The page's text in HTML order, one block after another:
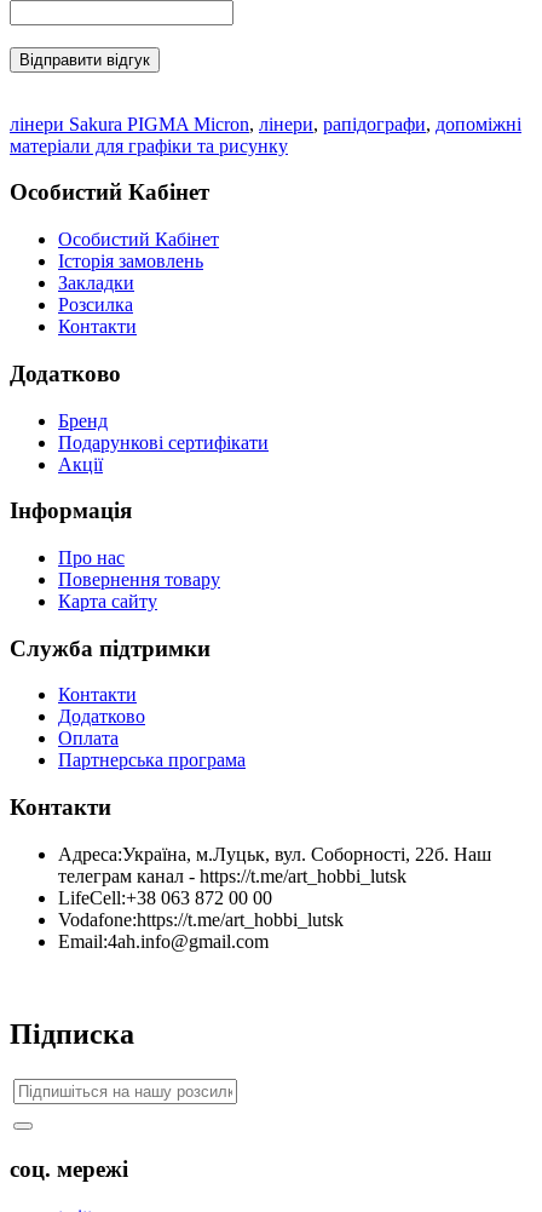
Відправити відгук
лінери Sakura PIGMA Micron, лінери, рапідографи, допоміжні
матеріали для графіки та рисунку
Особистий Кабінет
Особистий Кабінет
Історія замовлень
Закладки
Розсилка
Контакти
Додатково
Бренд
Подарункові сертифікати
Акції
Інформація
Про нас
Повернення товару
Карта сайту
Служба підтримки
Контакти
Додатково
Оплата
Партнерська програма
Контакти
Адреса:Україна, м.Луцьк, вул. Соборності, 22б. Наш
телеграм канал - https://t.me/art_hobbi_lutsk
LifeCell:+38 063 872 00 00
Vodafone:https://t.me/art_hobbi_lutsk
Email:4ah.info@gmail.com
Підписка
соц. мережі